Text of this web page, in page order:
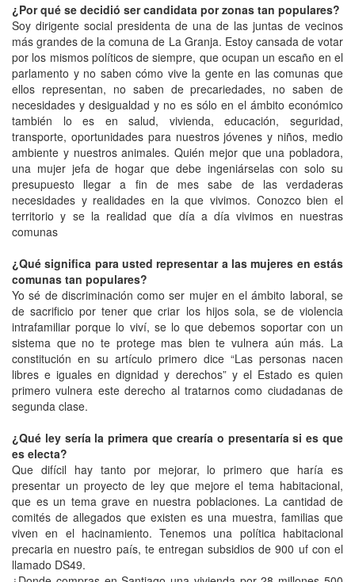
¿Por qué se decidió ser candidata por zonas tan populares?
Soy dirigente social presidenta de una de las juntas de vecinos
más grandes de la comuna de La Granja. Estoy cansada de votar
por los mismos políticos de siempre, que ocupan un escaño en el
parlamento y no saben cómo vive la gente en las comunas que
ellos representan, no saben de precariedades, no saben de
necesidades y desigualdad y no es sólo en el ámbito económico
también lo es en salud, vivienda, educación, seguridad,
transporte, oportunidades para nuestros jóvenes y niños, medio
ambiente y nuestros animales. Quién mejor que una pobladora,
una mujer jefa de hogar que debe ingeniárselas con solo su
presupuesto llegar a fin de mes sabe de las verdaderas
necesidades y realidades en la que vivimos. Conozco bien el
territorio y se la realidad que día a día vivimos en nuestras
comunas
¿Qué significa para usted representar a las mujeres en estás
comunas tan populares?
Yo sé de discriminación como ser mujer en el ámbito laboral, se
de sacrificio por tener que criar los hijos sola, se de violencia
intrafamiliar porque lo viví, se lo que debemos soportar con un
sistema que no te protege mas bien te vulnera aún más. La
constitución en su artículo primero dice “Las personas nacen
libres e iguales en dignidad y derechos” y el Estado es quien
primero vulnera este derecho al tratarnos como ciudadanas de
segunda clase.
¿Qué ley sería la primera que crearía o presentaría si es que
es electa?
Que difícil hay tanto por mejorar, lo primero que haría es
presentar un proyecto de ley que mejore el tema habitacional,
que es un tema grave en nuestra poblaciones. La cantidad de
comités de allegados que existen es una muestra, familias que
viven en el hacinamiento. Tenemos una política habitacional
precaria en nuestro país, te entregan subsidios de 900 uf con el
llamado DS49.